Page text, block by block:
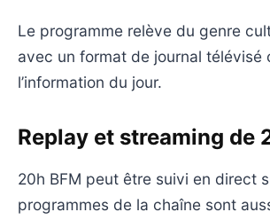
Le programme relève du genre
avec un format de journal télévisé
l’information du jour.
Replay et streaming de
20h BFM peut être suivi en direct
programmes de la chaîne sont